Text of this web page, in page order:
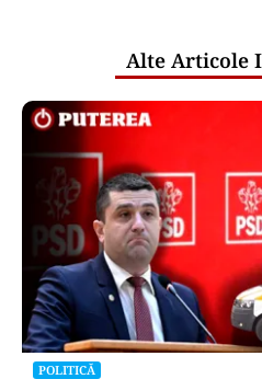
Alte Articole
POLITICĂ